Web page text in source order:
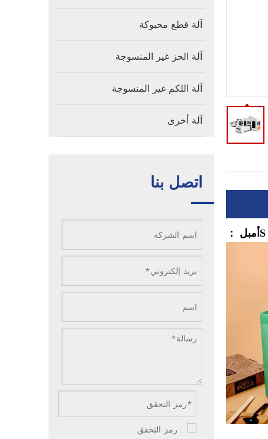
آلة قطع محبوكة
آلة الحز غير المنسوجة
آلة اللكم غير المنسوجة
آلة أخرى
اتصل بنا
S أمبل ：